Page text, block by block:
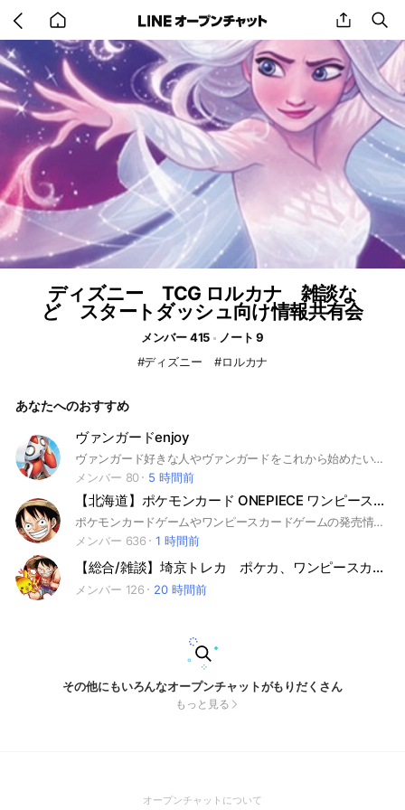
back
to
home
share
ディズニー TCG ロルカナ 雑談な
ど スタートダッシュ向け情報共有会
メンバー 415
ノート 9
#ディズニー #ロルカナ
あなたへのおすすめ
ヴァンガードenjoy
ヴァンガード好きな人やヴァンガードをこれから始めたい人など！気軽に話しましょう✨✨リモート対戦などもOKです！
メンバー 80
5 時間前
【北海道】ポケモンカード ONEPIECE ワンピースカード 情報交換 販売情報共有 札幌
ポケモンカードゲームやワンピースカードゲームの発売情報などを共有する！
メンバー 636
1 時間前
【総合/雑談】埼京トレカ ポケカ、ワンピースカード、高騰トレンド、埼玉、東京、神奈川、千葉
メンバー 126 20 時間前
その他にもいろんなオープンチャットがもりだくさん
もっと見る
オープンチャットについて